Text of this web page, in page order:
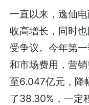
一直以来，逸仙
收高增长，同时
受争议。今年第
和市场费用，营
至6.047亿元，降
了38.30%，一定